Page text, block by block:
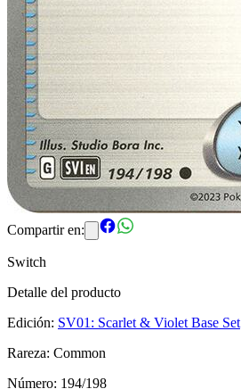
Compartir en:
Switch
Detalle del producto
Edición: SV01: Scarlet & Violet Base Set
Rareza: Common
Número: 194/198